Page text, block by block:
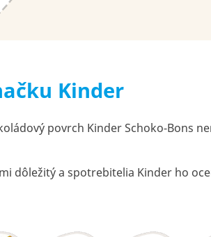
Kinder
povrch Kinder Schoko-Bons
dôležitý a spotrebitelia Kinder ho